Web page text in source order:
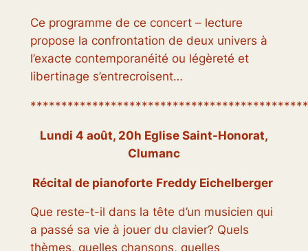
Ce programme de ce concert – lecture
propose la confrontation de deux univers à
l’exacte contemporanéité ou légèreté et
libertinage s’entrecroisent…
Lundi 4 août, 20h Eglise Saint-Honorat,
Clumanc
Récital de pianoforte Freddy Eichelberger
Que reste-t-il dans la tête d’un musicien qui
a passé sa vie à jouer du clavier? Quels
thèmes, quelles chansons, quelles